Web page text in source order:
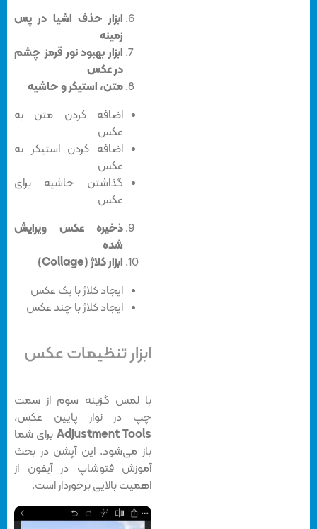
ابزار حذف اشیا در پس
زمینه
ابزار بهبود نور قرمز چشم
در عکس
متن، استیکر و حاشیه
اضافه کردن متن به
عکس
اضافه کردن استیکر به
عکس
گذاشتن حاشیه برای
عکس
ذخیره عکس ویرایش
ابزار کلاژ (Collage)
ایجاد کلاژ با یک عکس
ایجاد کلاژ با چند عکس
ابزار تنظیمات عکس
با لمس گزینه سوم از سمت
چپ در نوار پایین عکس،
Adjustment Toolsبرای شما
باز می‌شود. این آپشن در بحث
آموزش فتوشاپ در آیفون از
اهمیت بالایی برخوردار است.